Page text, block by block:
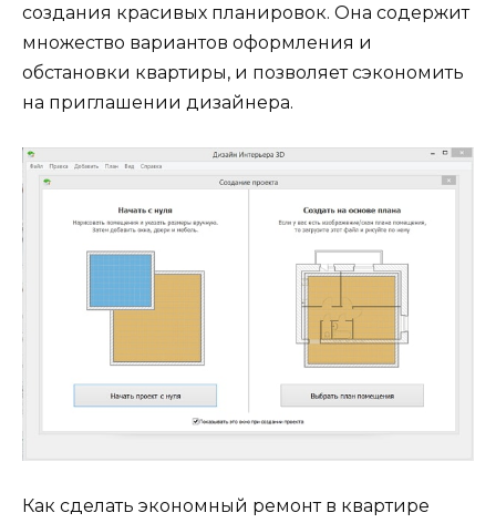
создания красивых планировок. Она содержит
множество вариантов оформления и
обстановки квартиры, и позволяет сэкономить
на приглашении дизайнера.
Как сделать экономный ремонт в квартире